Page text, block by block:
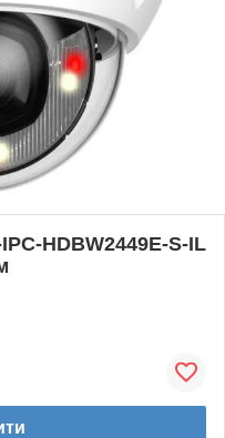
HDBW2449E-S-IL